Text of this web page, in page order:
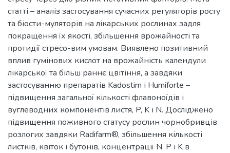
статті – аналіз застосування сучасних регуляторів росту
та біости-муляторів на лікарських рослинах задля
покращення їх якості, збільшення врожайності та
протидії стресо-вим умовам. Виявлено позитивний
вплив гумінових кислот на врожайність календули
лікарської та більш раннє цвітіння, а завдяки
застосуванню препаратів Kadostim і Humiforte –
підвищення загальної кількості флавоноїдів і
вуглеводних компонентів листя, P, K і N. Досліджено
підвищення поживного статусу рослин чорнобривців
розлогих завдяки Radifarm®, збільшення кількості
листків, квіток і бутонів, концентрації N, P і K в